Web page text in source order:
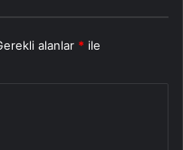
alanlar * ile